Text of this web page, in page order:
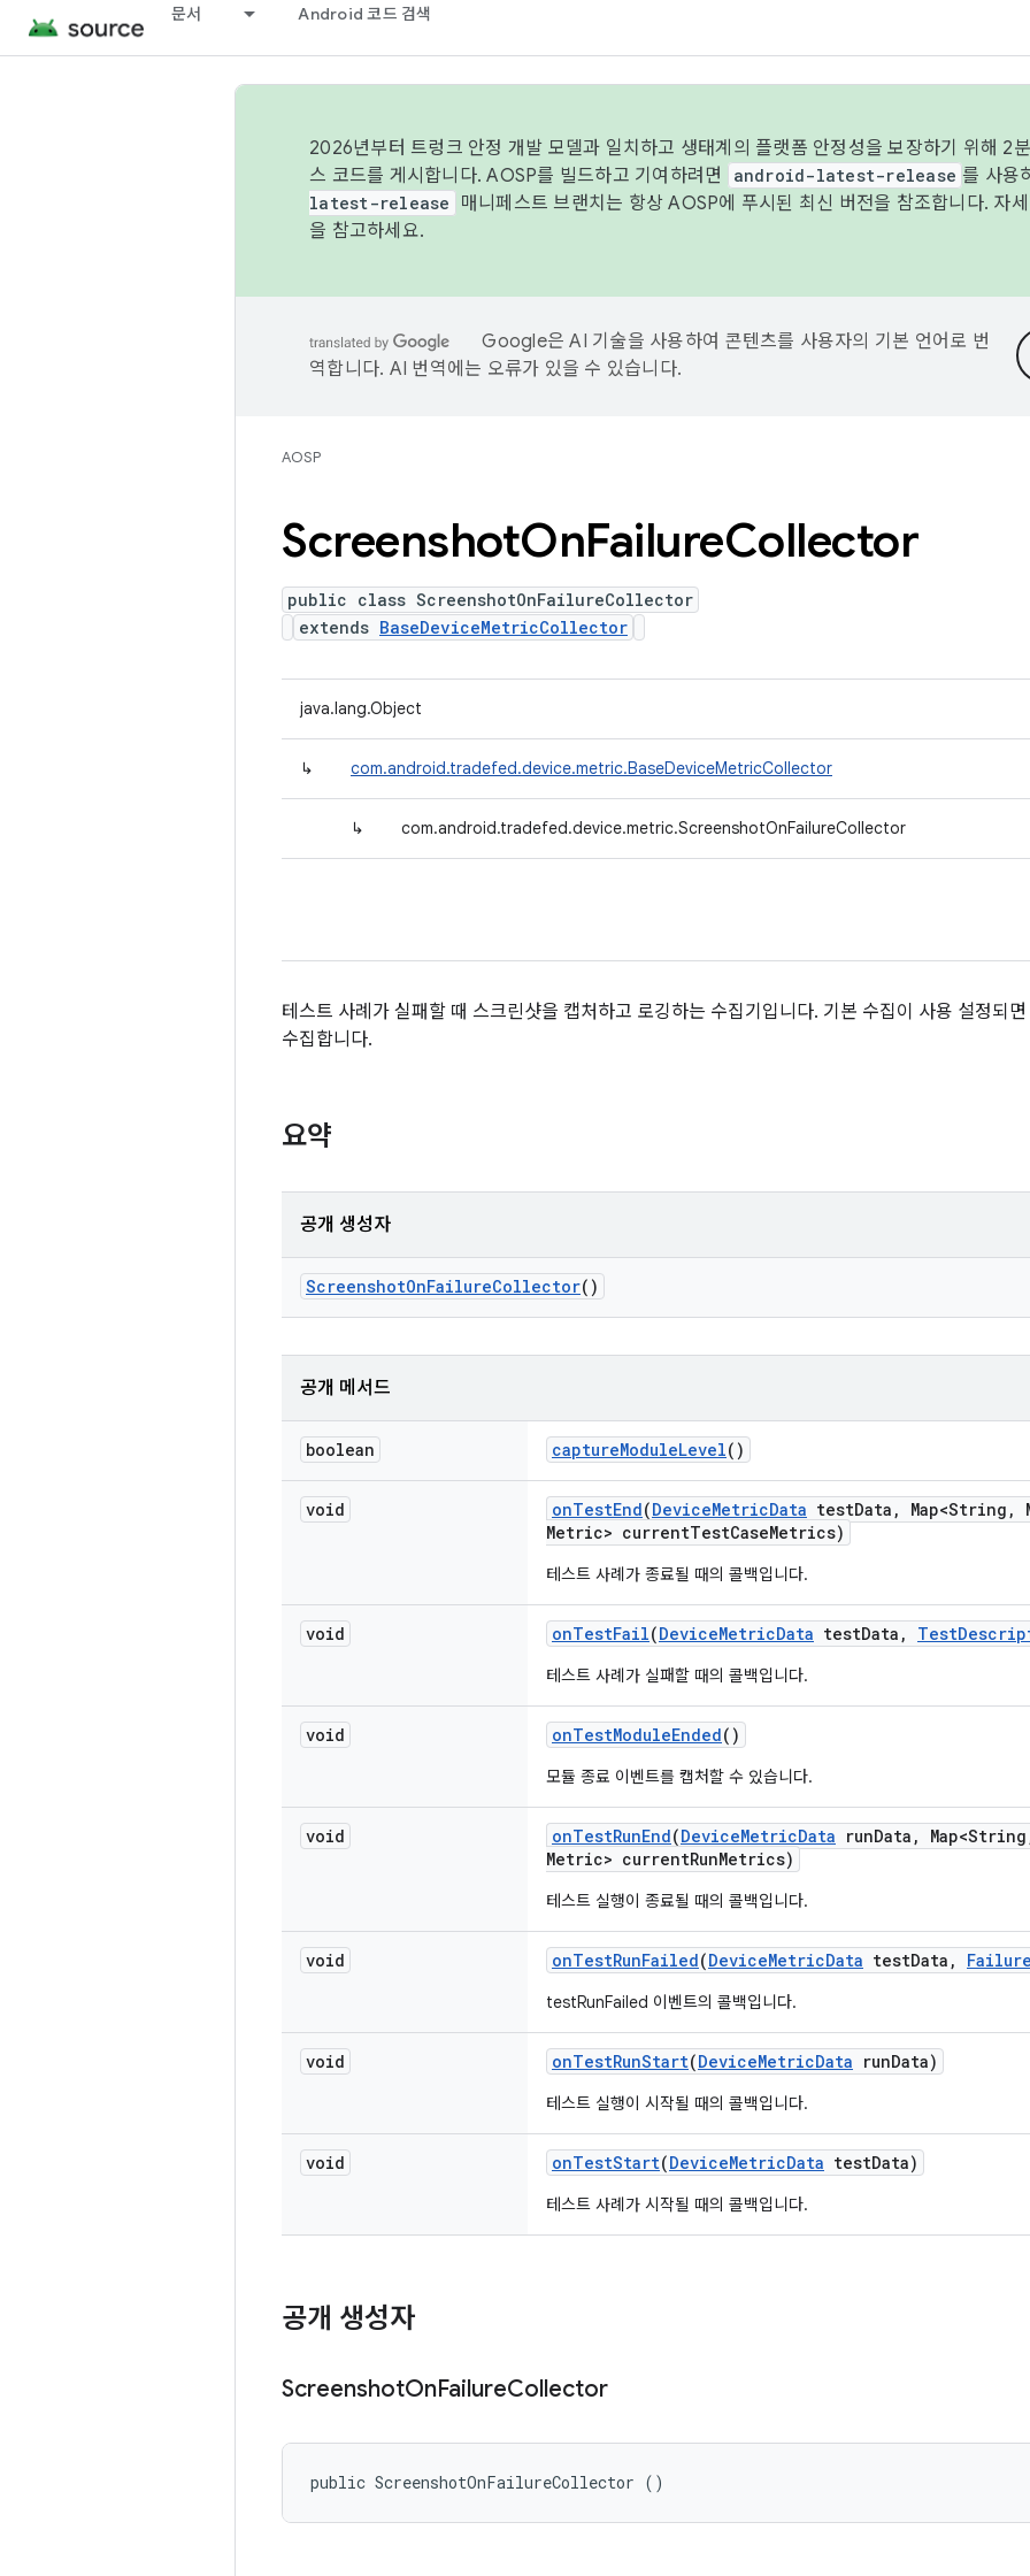
문서 Android 코드 검색
2026년부터 트렁크 안정 개발 모델과 일치하고 생태계의 플랫폼 안정성을 보장하기 위해 2
스 코드를 게시합니다. AOSP를 빌드하고 기여하려면
android-latest-release 를 사용
latest-release
매니페스트 브랜치는 항상 AOSP에 푸시된 최신 버전을 참조합니다. 자
을 참고하세요.
Google은 AI 기술을 사용하여 콘텐츠를 사용자의 기본 언어로 번
역합니다. AI 번역에는 오류가 있을 수 있습니다.
AOSP
ScreenshotOnFailureCollector
public class ScreenshotOnFailureCollector
extends BaseDeviceMetricCollector
java.lang.Object
↳ com.android.tradefed.device.metric.BaseDeviceMetricCollector
↳ com.android.tradefed.device.metric.ScreenshotOnFailureCollector
테스트 사례가 실패할 때 스크린샷을 캡처하고 로깅하는 수집기입니다. 기본 수집이 사용 설정되
수집합니다.
요약
공개 생성자
ScreenshotOnFailureCollector()
공개 메서드
boolean captureModuleLevel()
void onTestEnd(DeviceMetricData testData , Map<String ,
Metric> currentTestCaseMetrics)
테스트 사례가 종료될 때의 콜백입니다.
void onTestFail(DeviceMetricData testData , Test
테스트 사례가 실패할 때의 콜백입니다.
void onTestModuleEnded()
모듈 종료 이벤트를 캡처할 수 있습니다.
void onTestRunEnd(DeviceMetricData runData , Map<String
Metric> currentRunMetrics)
테스트 실행이 종료될 때의 콜백입니다.
void onTestRunFailed(DeviceMetricData testData , Failure
testRunFailed 이벤트의 콜백입니다.
void onTestRunStart(DeviceMetricData runData)
테스트 실행이 시작될 때의 콜백입니다.
void onTestStart(DeviceMetricData testData)
테스트 사례가 시작될 때의 콜백입니다.
공개 생성자
ScreenshotOnFailureCollector
public ScreenshotOnFailureCollector ()